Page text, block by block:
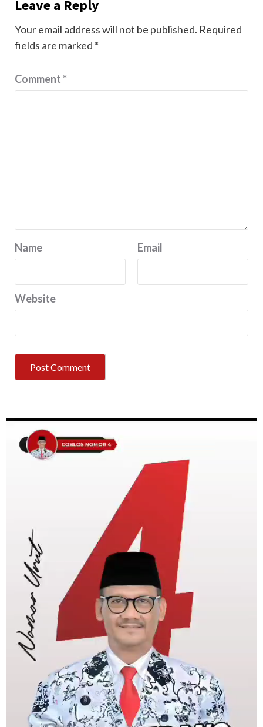
Leave a Reply
Your email address will not be published. Required
fields are marked *
Comment*
Name Email
Website